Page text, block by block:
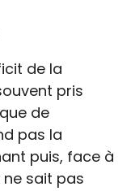
de la
pris
de
pas la
puis, face à
ne sait pas